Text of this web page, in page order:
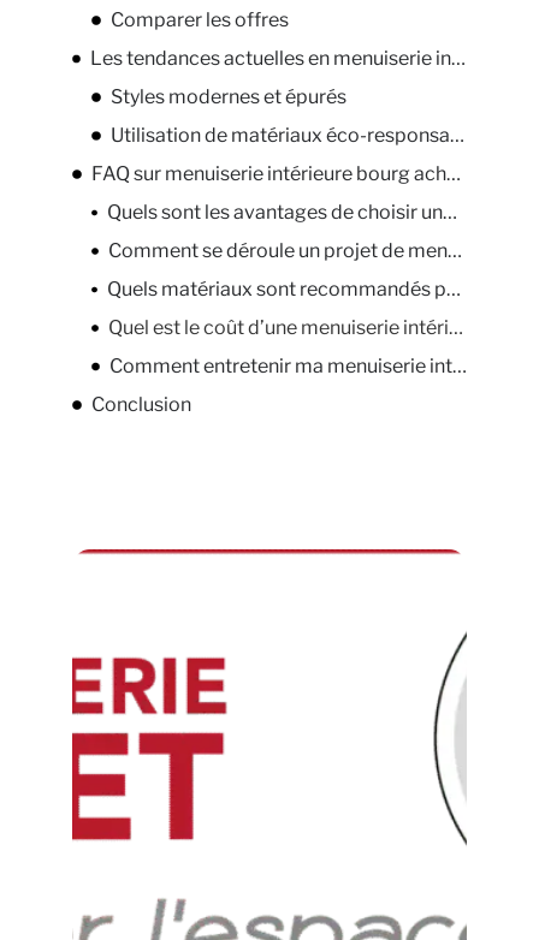
Comparer les offres
Les tendances actuelles en menuiserie intérieure
Styles modernes et épurés
Utilisation de matériaux éco-responsables
FAQ sur menuiserie intérieure bourg achard
Quels sont les avantages de choisir une menuiserie intérieure locale ?
Comment se déroule un projet de menuiserie intérieure ?
Quels matériaux sont recommandés pour une menuiserie intérieure ?
Quel est le coût d’une menuiserie intérieure sur mesure ?
Comment entretenir ma menuiserie intérieure ?
Conclusion